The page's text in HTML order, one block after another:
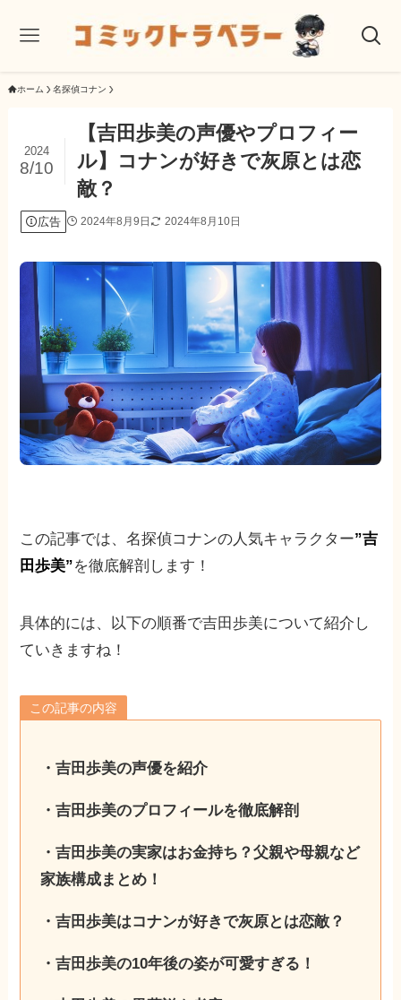
ホーム 名探偵コナン
【吉田歩美の声優やプロフィー
ル】コナンが好きで灰原とは恋
敵？
2024
8/10
広告 2024年8月9日 2024年8月10日
この記事では、名探偵コナンの人気キャラクター”吉
田歩美”を徹底解剖します！
具体的には、以下の順番で吉田歩美について紹介し
ていきますね！
この記事の内容
・吉田歩美の声優を紹介
・吉田歩美のプロフィールを徹底解剖
・吉田歩美の実家はお金持ち？父親や母親など
家族構成まとめ！
・吉田歩美はコナンが好きで灰原とは恋敵？
・吉田歩美の10年後の姿が可愛すぎる！